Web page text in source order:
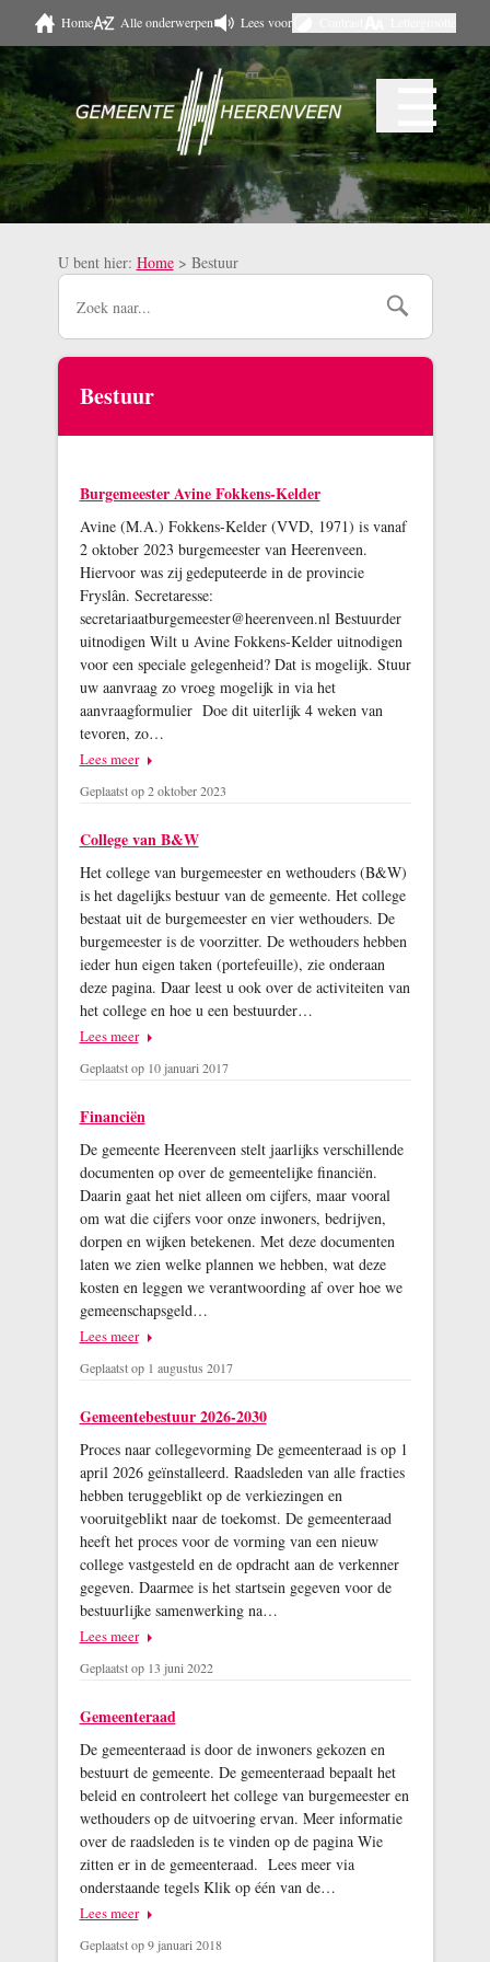
Naar hoofdinhoud
Home Alle onderwerpen Lees voor
Menu ☰
U bent hier: Home > Bestuur
Bestuur
Burgemeester Avine Fokkens-Kelder
Avine (M.A.) Fokkens-Kelder (VVD, 1971) is vanaf
2 oktober 2023 burgemeester van Heerenveen.
Hiervoor was zij gedeputeerde in de provincie
Fryslân. Secretaresse:
secretariaatburgemeester@heerenveen.nl Bestuurder
uitnodigen Wilt u Avine Fokkens-Kelder uitnodigen
voor een speciale gelegenheid? Dat is mogelijk. Stuur
uw aanvraag zo vroeg mogelijk in via het
aanvraagformulier Doe dit uiterlijk 4 weken van
tevoren, zo…
Lees meer
Geplaatst op 2 oktober 2023
College van B&W
Het college van burgemeester en wethouders (B&W)
is het dagelijks bestuur van de gemeente. Het college
bestaat uit de burgemeester en vier wethouders. De
burgemeester is de voorzitter. De wethouders hebben
ieder hun eigen taken (portefeuille), zie onderaan
deze pagina. Daar leest u ook over de activiteiten van
het college en hoe u een bestuurder…
Lees meer
Geplaatst op 10 januari 2017
Financiën
De gemeente Heerenveen stelt jaarlijks verschillende
documenten op over de gemeentelijke financiën.
Daarin gaat het niet alleen om cijfers, maar vooral
om wat die cijfers voor onze inwoners, bedrijven,
dorpen en wijken betekenen. Met deze documenten
laten we zien welke plannen we hebben, wat deze
kosten en leggen we verantwoording af over hoe we
gemeenschapsgeld…
Lees meer
Geplaatst op 1 augustus 2017
Gemeentebestuur 2026-2030
Proces naar collegevorming De gemeenteraad is op 1
april 2026 geïnstalleerd. Raadsleden van alle fracties
hebben teruggeblikt op de verkiezingen en
vooruitgeblikt naar de toekomst. De gemeenteraad
heeft het proces voor de vorming van een nieuw
college vastgesteld en de opdracht aan de verkenner
gegeven. Daarmee is het startsein gegeven voor de
bestuurlijke samenwerking na…
Lees meer
Geplaatst op 13 juni 2022
Gemeenteraad
De gemeenteraad is door de inwoners gekozen en
bestuurt de gemeente. De gemeenteraad bepaalt het
beleid en controleert het college van burgemeester en
wethouders op de uitvoering ervan. Meer informatie
over de raadsleden is te vinden op de pagina Wie
zitten er in de gemeenteraad. Lees meer via
onderstaande tegels Klik op één van de…
Lees meer
Geplaatst op 9 januari 2018